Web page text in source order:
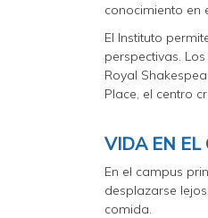
conocimiento en
El Instituto
perspectivas.
Royal
Place, el centro
VIDA EN EL
En el campus
desplazarse
comida.